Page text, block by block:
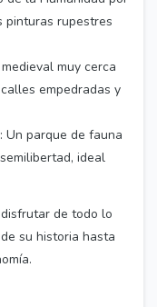
pinturas rupestres
muy cerca
empedradas y
: Un parque de fauna
ideal
de todo lo
su historia hasta